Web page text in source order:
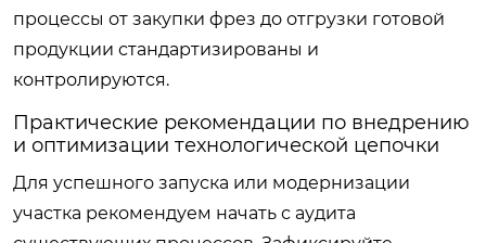
процессы от закупки фрез до отгрузки готовой
продукции стандартизированы и
контролируются.
Практические рекомендации по внедрению
и оптимизации технологической цепочки
Для успешного запуска или модернизации
участка рекомендуем начать с аудита